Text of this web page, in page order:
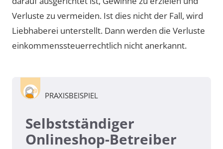
Verluste zu vermeiden. Ist dies nicht der Fall, wird
Liebhaberei unterstellt. Dann werden die Verluste
einkommenssteuerrechtlich nicht anerkannt.
PRAXISBEISPIEL
Selbstständiger
Onlineshop-Betreiber